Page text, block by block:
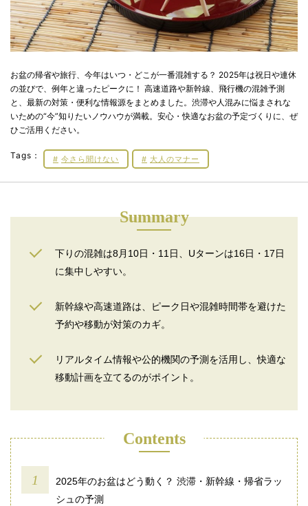
お盆の帰省や旅行、今年はいつ・どこが一番混雑する？ 2025年は祝日や連休
の並びで、例年と違ったピークに！ 高速道路や新幹線、飛行機の混雑予測
と、最新の対策・便利な情報源をまとめました。渋滞や人混みに悩まされな
いための“今”知りたいノウハウが満載。安心・快適なお盆の予定づくりに、ぜ
ひご活用ください。
Tags： 今さら聞けない 大人のマナー
Summary
下りの混雑は8月10日・11日、Uターンは16日・17日
に集中しやすい。
新幹線や高速道路は、ピーク日や混雑時間帯を避けた
予約や移動が対策のカギ。
リアルタイム情報や公的機関の予測を活用し、快適な
移動計画を立てるのがポイント。
Contents
2025年のお盆はどう動く？ 渋滞・新幹線・帰省ラッ
シュの予測